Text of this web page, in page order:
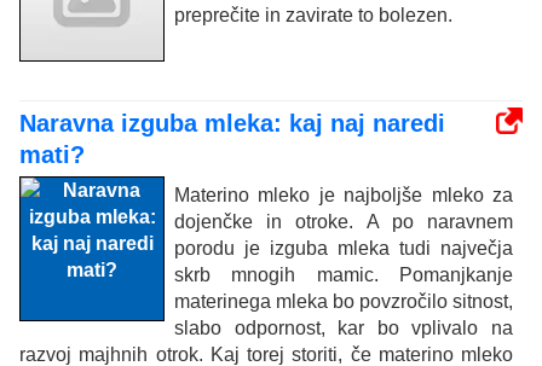
preprečite in zavirate to bolezen.
Naravna izguba mleka: kaj naj naredi
mati?
Materino mleko je najboljše mleko za
dojenčke in otroke. A po naravnem
porodu je izguba mleka tudi največja
skrb mnogih mamic. Pomanjkanje
materinega mleka bo povzročilo sitnost,
slabo odpornost, kar bo vplivalo na
razvoj majhnih otrok. Kaj torej storiti, če materino mleko